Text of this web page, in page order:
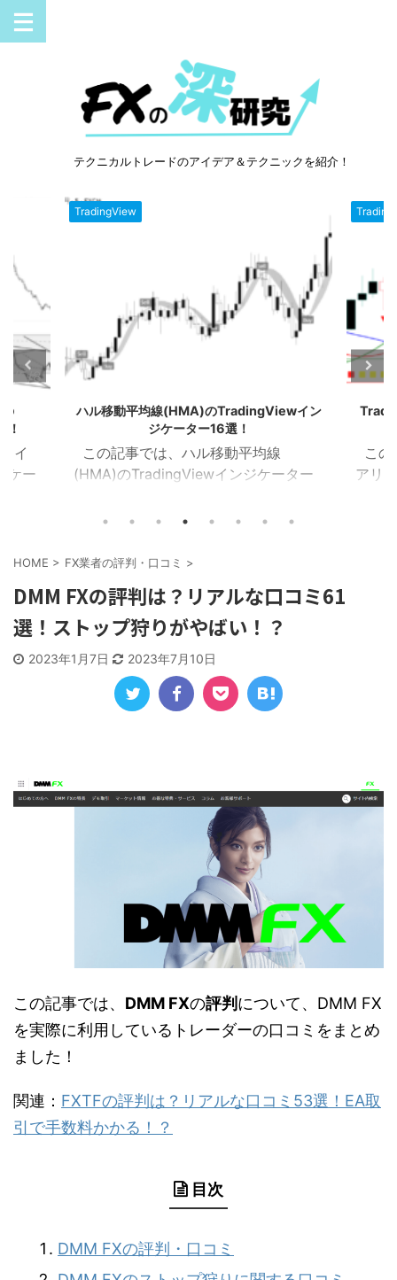
テクニカルトレードのアイデア＆テクニックを紹介！
5/2
イン
ー
来高
１．
動平
TradingView
TradingView｜ビル・ウィリアムズのアリ
ゲーターインジケーター12選！
この記事では、TradingViewで使える
アリゲーターインジケーターを12個紹
タムシグナル アリゲーターのブレイク
ターのトレンドスキャン ビル・ウィリ
ーター アリゲーターダッシュボード ア
リゲーター＆フラクタル＆レジサポラ
レンド発生シグナル １．アリゲーター
のモメンタムシグナル このインジケー
ターは、モメンタムの強さを示す次の
【
この
(SMA
HOME > FX業者の評判・口コミ >
DMM FXの評判は？リアルな口コミ61
選！ストップ狩りがやばい！？
2023年1月7日 2023年7月10日
この記事では、 DMM FXの評判 について、DMM FX
を実際に利用しているトレーダーの口コミをまとめ
ました！
関連： FXTFの評判は？リアルな口コミ53選！EA取
引で手数料かかる！？
目次
DMM FXの評判・口コミ